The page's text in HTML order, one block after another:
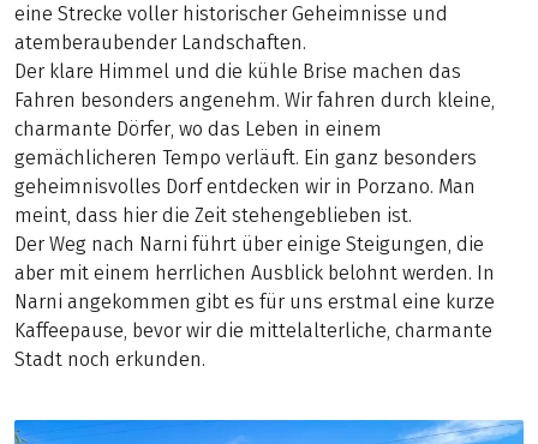
eine Strecke voller historischer Geheimnisse und
atemberaubender Landschaften.
Der klare Himmel und die kühle Brise machen das
Fahren besonders angenehm. Wir fahren durch kleine,
charmante Dörfer, wo das Leben in einem
gemächlicheren Tempo verläuft. Ein ganz besonders
geheimnisvolles Dorf entdecken wir in Porzano. Man
meint, dass hier die Zeit stehengeblieben ist.
Der Weg nach Narni führt über einige Steigungen, die
aber mit einem herrlichen Ausblick belohnt werden. In
Narni angekommen gibt es für uns erstmal eine kurze
Kaffeepause, bevor wir die mittelalterliche, charmante
Stadt noch erkunden.